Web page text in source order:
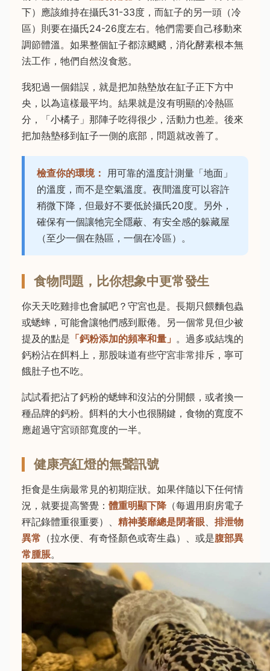
下）應該維持在攝氏31-33度，而缸子的另一頭（冷
區）則要在攝氏24-26度左右。牠們需要自己移動來
調節體溫。如果整個缸子都涼颼颼，消化酵素根本無
法工作，牠們自然沒食慾。
我犯過一個錯誤，就是把加熱墊放在缸子正下方中
央，以為這樣最平均。結果就是沒有明顯的冷熱區
分，「小橘子」那陣子吃得很少，活動力也差。後來
把加熱墊移到缸子一側的底部，問題就改善了。
檢查你的環境： 用可靠的溫度計測量「地面」
的溫度，而不是空氣溫度。夜間溫度可以容許
稍微下降，但最好不要低於攝氏20度。另外，
確保有一個讓牠完全隱蔽、有安全感的躲藏屋
（至少一個在熱區，一個在冷區）。
食物問題，比你想象中更常發生
你天天吃雞排也會膩吧？守宮也是。長期只餵麵包蟲
或蟋蟀，可能會讓牠們感到厭倦。另一個常見但少被
提及的點是 「鈣粉添加的頻率和量」 。過多或結塊的
鈣粉沾在餌料上，那股味道有些守宮非常排斥，寧可
餓肚子也不吃。
試試看把沾了鈣粉的蟋蟀和沒沾的分開餵，或者換一
種品牌的鈣粉。餌料的大小也很關鍵，食物的寬度不
應超過守宮頭部寬度的一半。
健康亮紅燈的無聲訊號
拒食是生病最常見的初期症狀。如果伴隨以下任何情
況，就要提高警覺： 體重明顯下降 （每週用廚房電子
秤記錄體重很重要）、 精神萎靡總是閉著眼
排泄物
異常 （拉水便、有奇怪顏色或寄生蟲）、或是腹部異
常腫脹。